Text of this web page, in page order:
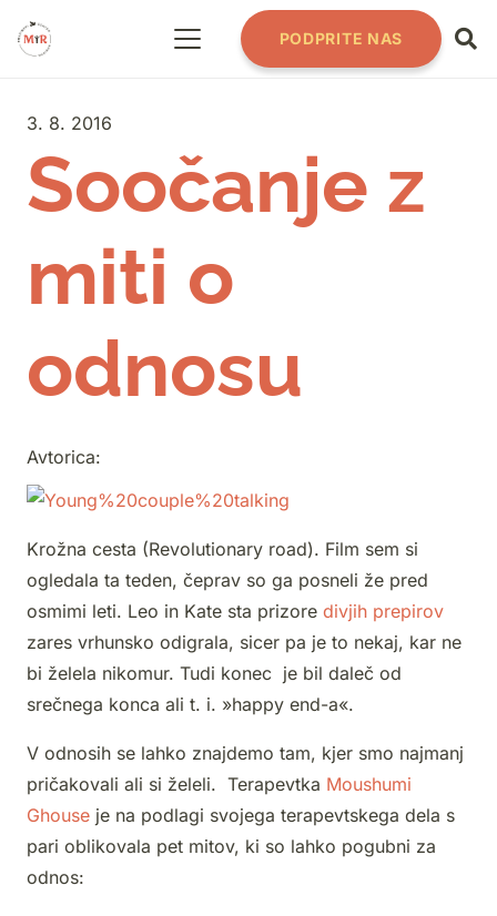
PODPRITE NAS
3. 8. 2016
Soočanje z
miti o
odnosu
Avtorica:
Krožna cesta (Revolutionary road). Film sem si
ogledala ta teden, čeprav so ga posneli že pred
osmimi leti. Leo in Kate sta prizore divjih prepirov
zares vrhunsko odigrala, sicer pa je to nekaj, kar ne
bi želela nikomur. Tudi konec je bil daleč od
srečnega konca ali t. i. »happy end-a«.
V odnosih se lahko znajdemo tam, kjer smo najmanj
pričakovali ali si želeli. Terapevtka Moushumi
Ghouse je na podlagi svojega terapevtskega dela s
pari oblikovala pet mitov, ki so lahko pogubni za
odnos: